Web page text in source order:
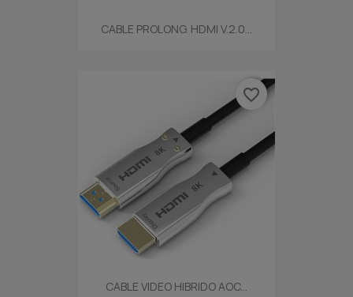
CABLE PROLONG. HDMI V.2.0...
CABLE VIDEO HIBRIDO AOC...
favorite_border